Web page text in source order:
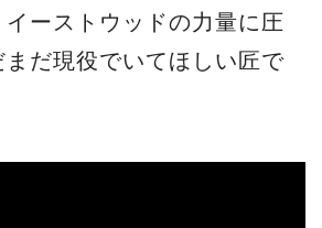
ーストウッドの力量に圧
だ現役でいてほしい匠で